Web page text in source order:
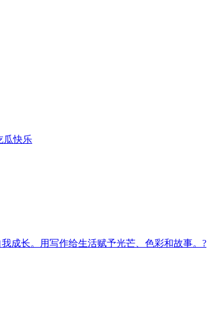
瓜快乐
成长。用写作给生活赋予光芒、色彩和故事。?